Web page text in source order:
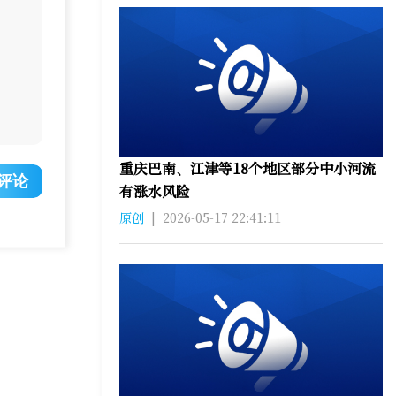
论
重庆巴南、江津等18个地区部分中小河流
有涨水风险
原创 | 2026-05-17 22:41:11